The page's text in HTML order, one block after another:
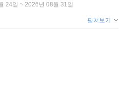
24일 ~ 2026년 08월 31일
펼쳐보기